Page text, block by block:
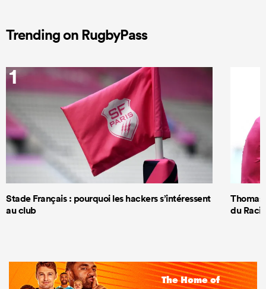
Trending on RugbyPass
1
Stade Français : pourquoi les hackers s’intéressent
au club
Thomas
du